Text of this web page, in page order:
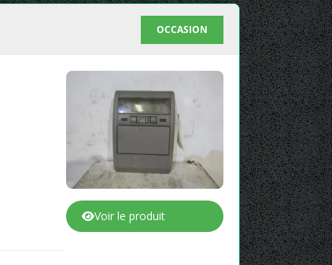
OCCASION
Voir le produit